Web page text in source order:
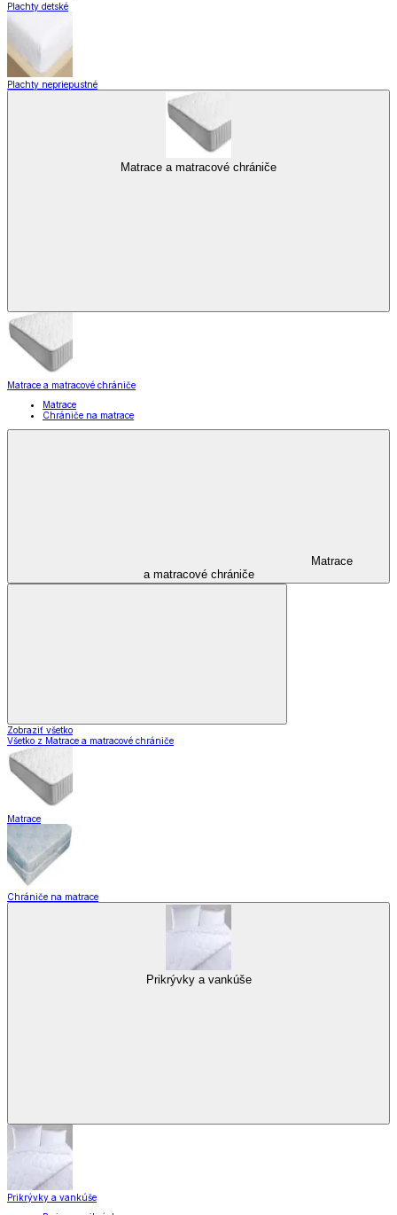
Plachty detské
Plachty nepriepustné
Matrace a matracové chrániče
Matrace a matracové chrániče
Matrace
Chrániče na matrace
Matrace
a matracové chrániče
Zobraziť všetko
Všetko z Matrace a matracové chrániče
Matrace
Chrániče na matrace
Prikrývky a vankúše
Prikrývky a vankúše